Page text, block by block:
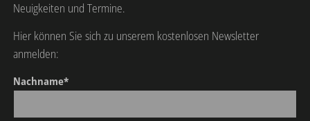
Neuigkeiten und Termine.
Hier können Sie sich zu unserem kostenlosen Newsletter
anmelden:
Nachname*